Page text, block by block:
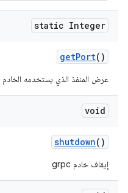
static Integer
getPort()
عرض المنفذ الذي يستخدمه الخادم
void
shutdown()
إيقاف خادم grpc